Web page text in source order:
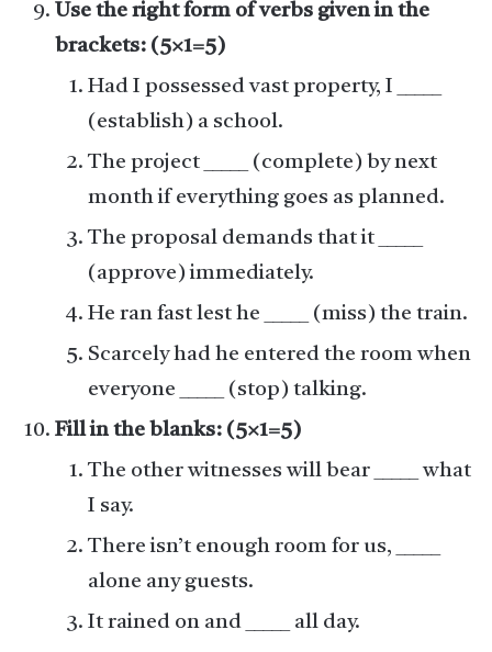
Use the right form of verbs given in the
brackets: (5×1=5)
Had I possessed vast property, I _____
(establish) a school.
The project _____ (complete) by next
month if everything goes as planned.
The proposal demands that it _____
(approve) immediately.
He ran fast lest he _____ (miss) the train.
Scarcely had he entered the room when
everyone _____ (stop) talking.
Fill in the blanks: (5×1=5)
The other witnesses will bear _____ what
I say.
There isn’t enough room for us, _____
alone any guests.
It rained on and _____ all day.